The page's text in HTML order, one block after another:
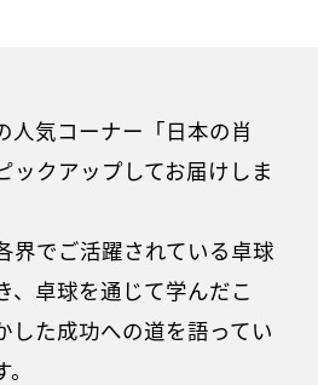
人気コーナー「日本の肖
ックアップしてお届けしま
界でご活躍されている卓球
、卓球を通じて学んだこ
した成功への道を語ってい